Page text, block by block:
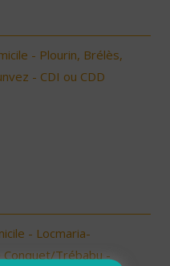
- Plourin, Brélès,
- CDI ou CDD
- Locmaria-
Conquet/Trébabu -